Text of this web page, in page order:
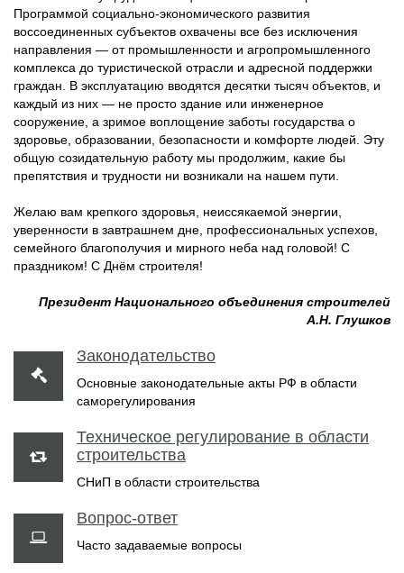
Программой социально-экономического развития
воссоединенных субъектов охвачены все без исключения
направления — от промышленности и агропромышленного
комплекса до туристической отрасли и адресной поддержки
граждан. В эксплуатацию вводятся десятки тысяч объектов, и
каждый из них — не просто здание или инженерное
сооружение, а зримое воплощение заботы государства о
здоровье, образовании, безопасности и комфорте людей. Эту
общую созидательную работу мы продолжим, какие бы
препятствия и трудности ни возникали на нашем пути.
Желаю вам крепкого здоровья, неиссякаемой энергии,
уверенности в завтрашнем дне, профессиональных успехов,
семейного благополучия и мирного неба над головой! С
праздником! С Днём строителя!
Президент Национального объединения строителей
А.Н. Глушков
Законодательство
Основные законодательные акты РФ в области
саморегулирования
Техническое регулирование в области
строительства
СНиП в области строительства
Вопрос-ответ
Часто задаваемые вопросы